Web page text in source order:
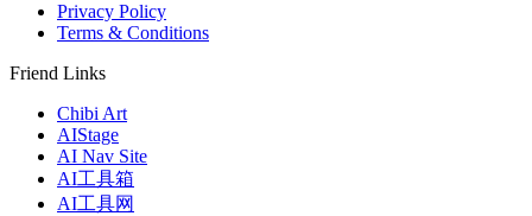
Privacy Policy
Terms & Conditions
Friend Links
Chibi Art
AIStage
AI Nav Site
AI工具箱
AI工具网